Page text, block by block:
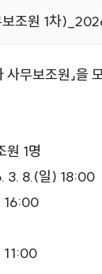
보조원 1차
무보조원」을
원 1명
3. 8.(일) 18:00
16:00
11:00